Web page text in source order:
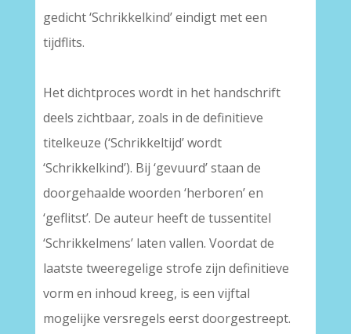
gedicht ‘Schrikkelkind’ eindigt met een
tijdflits.
Het dichtproces wordt in het handschrift
deels zichtbaar, zoals in de definitieve
titelkeuze (‘Schrikkeltijd’ wordt
‘Schrikkelkind’). Bij ‘gevuurd’ staan de
doorgehaalde woorden ‘herboren’ en
‘geflitst’. De auteur heeft de tussentitel
‘Schrikkelmens’ laten vallen. Voordat de
laatste tweeregelige strofe zijn definitieve
vorm en inhoud kreeg, is een vijftal
mogelijke versregels eerst doorgestreept.